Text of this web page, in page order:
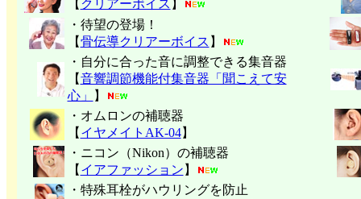
【 クリアーボイス 】
・待望の登場！
【骨伝導クリアーボイス 】
・自分に合った音に調整できる集音器
【音響調節機能付集音器「聞こえて安
心」
】
・オムロンの補聴器
【 イヤメイトAK-04】
・ニコン（Nikon）の補聴器
【 イアファッション 】
・特殊耳栓がハウリングを防止